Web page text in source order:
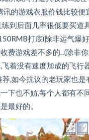
讯的游戏衣服价钱比较便
到后面几率很低要买道
打底(除非运气爆
费游戏差不多的..(除非
飞着没有速度加成的飞行
,如今抗议的老玩家也是
下也不妨,每个人都有不
最好的。